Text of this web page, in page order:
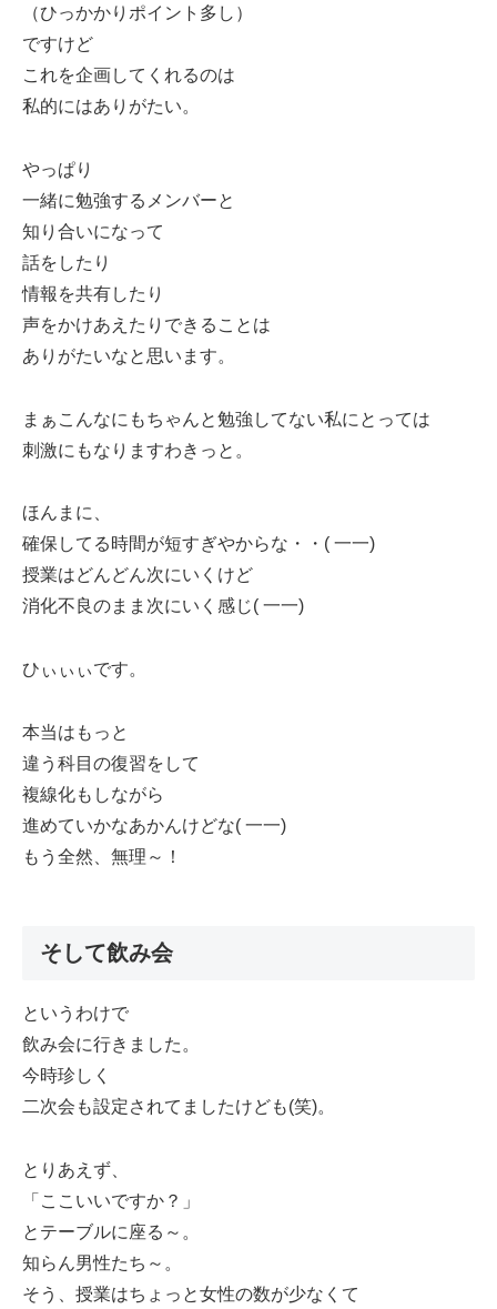
（ひっかかりポイント多し）
ですけど
これを企画してくれるのは
私的にはありがたい。
やっぱり
一緒に勉強するメンバーと
知り合いになって
話をしたり
情報を共有したり
声をかけあえたりできることは
ありがたいなと思います。
まぁこんなにもちゃんと勉強してない私にとっては
刺激にもなりますわきっと。
ほんまに、
確保してる時間が短すぎやからな・・( 一一)
授業はどんどん次にいくけど
消化不良のまま次にいく感じ( 一一)
ひぃぃぃです。
本当はもっと
違う科目の復習をして
複線化もしながら
進めていかなあかんけどな( 一一)
もう全然、無理～！
そして飲み会
というわけで
飲み会に行きました。
今時珍しく
二次会も設定されてましたけども(笑)。
とりあえず、
「ここいいですか？」
とテーブルに座る～。
知らん男性たち～。
そう、授業はちょっと女性の数が少なくて